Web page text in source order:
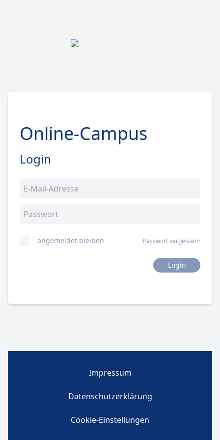
Online-Campus
Login
angemeldet bleiben Passwort vergessen?
Login
Impressum
Datenschutzerklärung
Cookie-Einstellungen